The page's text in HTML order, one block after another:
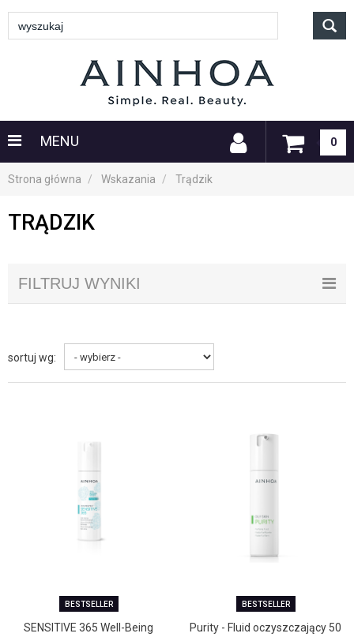
MENU 0
Strona główna Wskazania Trądzik
TRĄDZIK
FILTRUJ WYNIKI
sortuj wg:
BESTSELLER
SENSITIVE 365 Well-Being
BESTSELLER
Purity - Fluid oczyszczający 50